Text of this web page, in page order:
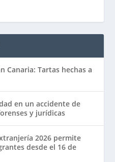
Canaria: Tartas hechas a
en un accidente de
y jurídicas
2026 permite
desde el 16 de